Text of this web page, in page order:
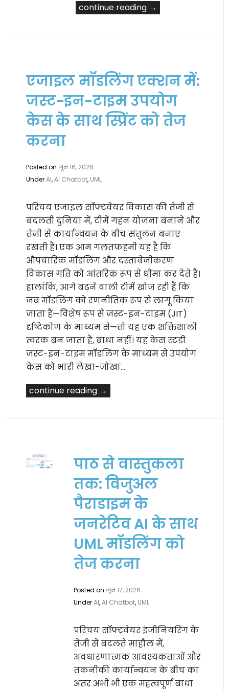
continue reading →
एजाइल मॉडलिंग एक्शन में:
जस्ट-इन-टाइम उपयोग
केस के साथ स्प्रिंट को तेज
करना
Posted onजून 16, 2026
UnderAI,AI Chatbot, UML
परिचय एजाइल सॉफ्टवेयर विकास की तेजी से
बदलती दुनिया में, टीमें गहन योजना बनाने और
तेजी से कार्यान्वयन के बीच संतुलन बनाए
रखती हैं। एक आम गलतफहमी यह है कि
औपचारिक मॉडलिंग और दस्तावेजीकरण
विकास गति को आंतरिक रूप से धीमा कर देते हैं।
हालांकि, आगे बढ़ने वाली टीमें खोज रही हैं कि
जब मॉडलिंग को रणनीतिक रूप से लागू किया
जाता है—विशेष रूप से जस्ट-इन-टाइम (JIT)
दृष्टिकोण के माध्यम से—तो यह एक शक्तिशाली
त्वरक बन जाता है, बाधा नहीं। यह केस स्टडी
जस्ट-इन-टाइम मॉडलिंग के माध्यम से उपयोग
केस को भारी लेखा-जोखा…
continue reading →
पाठ से वास्तुकला
तक: विजुअल
पैराडाइम के
जनरेटिव AI के साथ
UML मॉडलिंग को
तेज करना
Posted onजून 17, 2026
UnderAI,AI Chatbot, UML
परिचय सॉफ्टवेयर इंजीनियरिंग के
तेजी से बदलते माहौल में,
अवधारणात्मक आवश्यकताओं और
तकनीकी कार्यान्वयन के बीच का
अंतर अभी भी एक महत्वपूर्ण बाधा